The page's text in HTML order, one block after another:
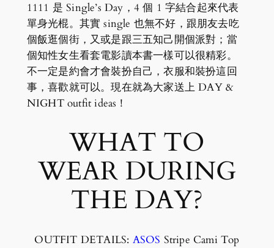
1111 是 Single’s Day，4 個 1 字結合起來代表
單身光棍。其實 single 也無不好，跟朋友去吃
個飯逛個街，又或是跟三五知己開個派對；當
個知性女生看套電影讀本書一樣可以很精彩。
不一定是約會才會裝扮自己，衣服和裝扮這回
事，喜歡就可以。現在就為大家送上 DAY &
NIGHT outfit ideas！
WHAT TO
WEAR DURING
THE DAY?
OUTFIT DETAILS: ASOS Stripe Cami Top